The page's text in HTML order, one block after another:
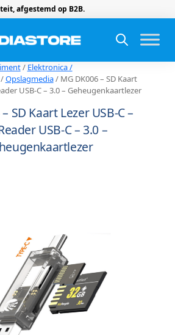
afgestemd op B2B.
/ Elektronica /
Opslagmedia/ MG DK006 – SD Kaart
USB-C – 3.0 – Geheugenkaartlezer
SD Kaart Lezer USB-C –
USB-C – 3.0 –